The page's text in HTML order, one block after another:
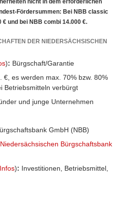
nicht in dem erforderlichen
Fördersummen: Bei NBB classic
und bei NBB combi 14.000 €.
DER NIEDERSÄCHSISCHEN
): Bürgschaft/Garantie
€, es werden max. 70% bzw. 80%
Betriebsmitteln verbürgt
und junge Unternehmen
GmbH (NBB)
Bürgschaftsbank
): Investitionen, Betriebsmittel,